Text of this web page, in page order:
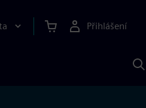
Přihlášení